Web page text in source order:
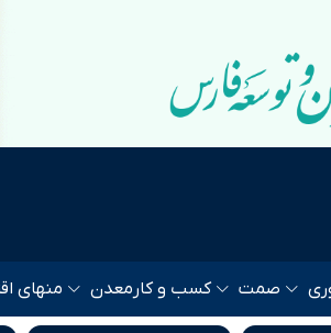
صمت کسب و کار معدن منهای